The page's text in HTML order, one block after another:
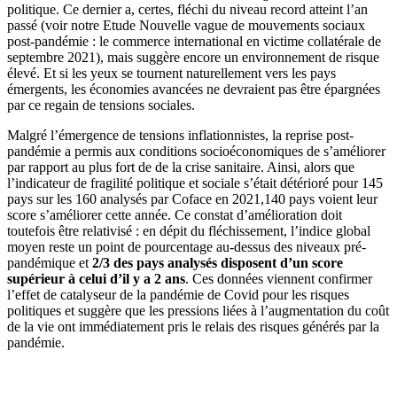
politique. Ce dernier a, certes, fléchi du niveau record atteint l’an
passé (voir notre Etude Nouvelle vague de mouvements sociaux
post-pandémie : le commerce international en victime collatérale de
septembre 2021), mais suggère encore un environnement de risque
élevé. Et si les yeux se tournent naturellement vers les pays
émergents, les économies avancées ne devraient pas être épargnées
par ce regain de tensions sociales.
Malgré l’émergence de tensions inflationnistes, la reprise post-
pandémie a permis aux conditions socioéconomiques de s’améliorer
par rapport au plus fort de de la crise sanitaire. Ainsi, alors que
l’indicateur de fragilité politique et sociale s’était détérioré pour 145
pays sur les 160 analysés par Coface en 2021,140 pays voient leur
score s’améliorer cette année. Ce constat d’amélioration doit
toutefois être relativisé : en dépit du fléchissement, l’indice global
moyen reste un point de pourcentage au-dessus des niveaux pré-
pandémique et 2/3 des pays analysés disposent d’un score
supérieur à celui d’il y a 2 ans. Ces données viennent confirmer
l’effet de catalyseur de la pandémie de Covid pour les risques
politiques et suggère que les pressions liées à l’augmentation du coût
de la vie ont immédiatement pris le relais des risques générés par la
pandémie.